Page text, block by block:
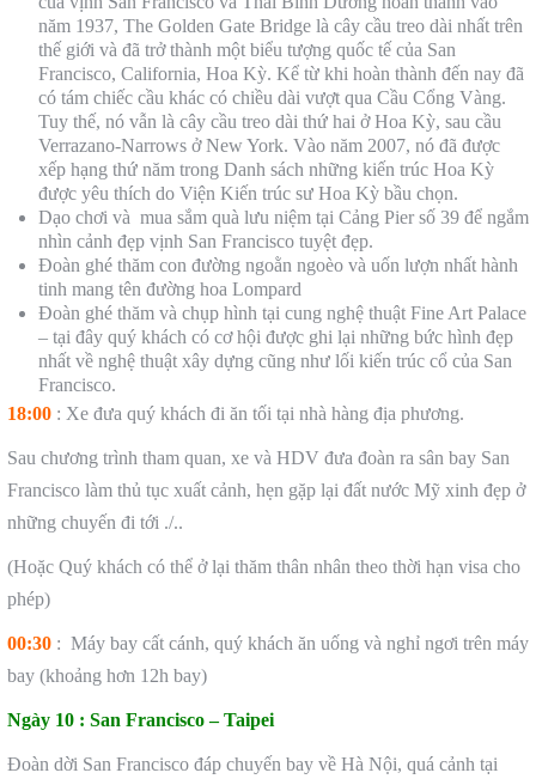
năm 1937, The Golden Gate Bridge là cây cầu treo dài nhất trên
thế giới và đã trở thành một biểu tượng quốc tế của San
Francisco, California, Hoa Kỳ. Kể từ khi hoàn thành đến nay đã
có tám chiếc cầu khác có chiều dài vượt qua Cầu Cổng Vàng.
Tuy thế, nó vẫn là cây cầu treo dài thứ hai ở Hoa Kỳ, sau cầu
Verrazano-Narrows ở New York. Vào năm 2007, nó đã được
xếp hạng thứ năm trong Danh sách những kiến trúc Hoa Kỳ
được yêu thích do Viện Kiến trúc sư Hoa Kỳ bầu chọn.
Dạo chơi và mua sắm quà lưu niệm tại Cảng Pier số 39 để ngắm
nhìn cảnh đẹp vịnh San Francisco tuyệt đẹp.
Đoàn ghé thăm con đường ngoằn ngoèo và uốn lượn nhất hành
tinh mang tên đường hoa Lompard
Đoàn ghé thăm và chụp hình tại cung nghệ thuật Fine Art Palace
– tại đây quý khách có cơ hội được ghi lại những bức hình đẹp
nhất về nghệ thuật xây dựng cũng như lối kiến trúc cổ của San
Francisco.
18:00 : Xe đưa quý khách đi ăn tối tại nhà hàng địa phương.
Sau chương trình tham quan, xe và HDV đưa đoàn ra sân bay San
Francisco làm thủ tục xuất cảnh, hẹn gặp lại đất nước Mỹ xinh đẹp ở
những chuyến đi tới ./..
(Hoặc Quý khách có thể ở lại thăm thân nhân theo thời hạn visa cho
phép)
00:30 : Máy bay cất cánh, quý khách ăn uống và nghỉ ngơi trên máy
bay (khoảng hơn 12h bay)
Ngày 10 : San Francisco – Taipei
Đoàn dời San Francisco đáp chuyến bay về Hà Nội, quá cảnh tại